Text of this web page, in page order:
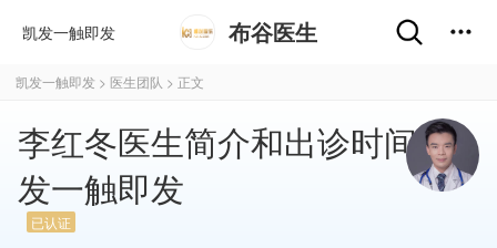
凯发一触即发 布谷医生
凯发一触即发 > 医生团队 > 正文
李红冬医生简介和出诊时间-凯
发一触即发
已认证